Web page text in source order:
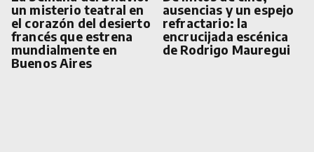
un misterio teatral en
el corazón del desierto
francés que estrena
mundialmente en
Buenos Aires
ausencias y un espejo
refractario: la
encrucijada escénica
de Rodrigo Mauregui